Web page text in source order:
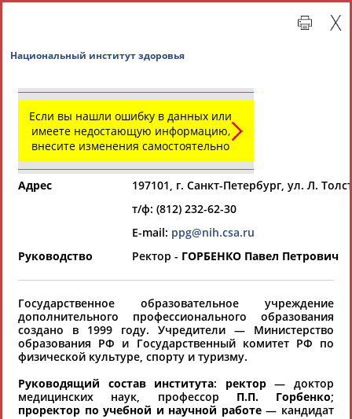
Просмотры
материалов
платформы за
сутки:
Региональные спортивные организации
СВОДНЫЕ ИНДЕКСЫ
ТАБЛО АКТИВНОСТИ
РЕСУРСНАЯ ПЛОЩАДКА
Региональные спортивные организации
Если вы нашли ошибку в данных или
имеете недостающую информацию,
внесите изменения самостоятельно
Адрес
197101, г. Санкт-Петербург, ул. Л.
т/ф: (812) 232-62-30
E-mail: ppg@nih.csa.ru
Руководство
Ректор - ГОРБЕНКО Павел Петрович
Государственное образовательное учреждение
дополнительного профессионального образования
создано в 1999 году. Учредители — Министерство
образования РФ и Государственный комитет РФ по
физической культуре, спорту и туризму.
Руководящий состав института: ректор— доктор
медицинских наук, профессор П.П. Горбенко;
проректор по учебной и научной работе— кандидат